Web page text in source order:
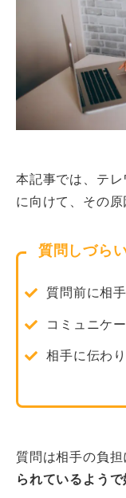
本記事では、テ
に向けて、その原
質問しづら
質問前に相
コミュニケ
相手に伝わ
質問は相手の負
られているよう